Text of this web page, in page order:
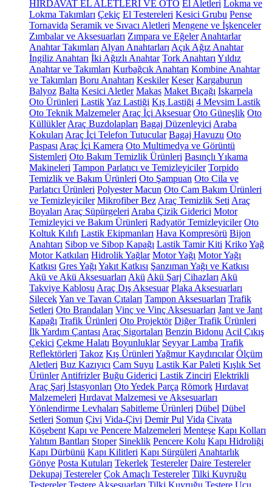
HIRDAVAT EL ALETLERİ VE OTO El Aletleri Lokma ve
Lokma Takımları Çekiç El Testereleri Kesici Grubu Pense
Tornavida Seramik ve Sıvacı Aletleri Mengene ve İşkenceler
Zımbalar ve Aksesuarları Zımpara ve Eğeler Anahtarlar
Anahtar Takımları Alyan Anahtarları Açık Ağız Anahtar
İngiliz Anahtarı İki Ağızlı Anahtar Tork Anahtarı Yıldız
Anahtar ve Takımları Kurbağcık Anahtarı Kombine Anahtar
ve Takımları Boru Anahtarı Keskiler Keser Kargaburun
Balyoz Balta Kesici Aletler Makas Maket Bıçağı Iskarpela
Oto Ürünleri LastikYaz Lastiği Kış Lastiği 4 Mevsim Lastik
Oto Teknik Malzemeler Araç İçi Aksesuar Oto Güneşlik Oto
Küllükler Araç Buzdolapları Bagaj Düzenleyici Araba
Kokuları Araç İçi Telefon Tutucular Bagaj Havuzu Oto
Paspası Araç İçi Kamera Oto Multimedya ve Görüntü
Sistemleri Oto Bakım Temizlik Ürünleri Basınçlı Yıkama
Makineleri Tampon Parlatıcı ve Temizleyiciler Torpido
Temizlik ve Bakım Ürünleri Oto Şampuan Oto Cila ve
Parlatıcı Ürünleri Polyester Macun Oto Cam Bakım Ürünleri
ve Temizleyiciler Mikrofiber Bez Araç Temizlik Seti Araç
Boyaları Araç Süpürgeleri Araba Çizik Giderici Motor
Temizleyici ve Bakım Ürünleri Radyatör Temizleyiciler Oto
Koltuk Kılıfı Lastik Ekipmanları Hava Kompresörü Bijon
Anahtarı Sibop ve Sibop Kapağı Lastik Tamir Kiti KrikoYağ
Motor Katkıları Hidrolik Yağlar Motor Yağı Motor Yağı
Katkısı Gres Yağı Yakıt Katkısı Şanzıman Yağı ve Katkısı
Akü ve Akü Aksesuarları Akü Akü Şarj Cihazları Akü
Takviye Kablosu Araç Dış Aksesuar Plaka Aksesuarları
SilecekYan ve Tavan Çıtaları Tampon Aksesuarları Trafik
Setleri Oto Brandaları Vinç ve Vinç Aksesuarları Jant ve Jant
Kapağı Trafik Ürünleri Oto Projektör Diğer Trafik Ürünleri
İlk Yardım Çantası Araç Sigortaları Benzin Bidonu Acil Çıkış
Çekici Çekme Halatı Boyunluklar Seyyar Lamba Trafik
Reflektörleri Takoz Kış Ürünleri Yağmur Kaydırıcılar Ölçüm
Aletleri Buz Kazıyıcı Cam Suyu Lastik Kar Paleti Kışlık Set
Ürünler Antifrizler Buğu Giderici Lastik Zinciri Elektrikli
Araç Şarj İstasyonları Oto Yedek Parça Römork Hırdavat
Malzemeleri Hırdavat Malzemesi ve Aksesuarları
Yönlendirme Levhaları Sabitleme Ürünleri Dübel Dübel
Setleri Somun Çivi Vida-Çivi Demir Pul Vida Civata
Köşebent Kapı ve Pencere Malzemeleri Menteşe Kapı Kolları
Yalıtım Bantları Stoper Sineklik Pencere Kolu Kapı Hidroliği
Kapı Dürbünü Kapı Kilitleri Kapı Sürgüleri Anahtarlık
Gönye Posta Kutuları Tekerlek Testereler Daire Testereler
Dekupaj Testereler Çok Amaçlı Testereler Tilki Kuyruğu
Testereler Testere Aksesuarları Tilki Kuyruğu Testere Ucu